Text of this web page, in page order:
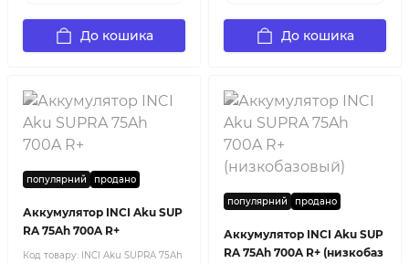
До кошика До кошика
популярний продано
Аккумулятор INCI Aku SUP
RA 75Ah 700A R+
Код товару: INCI Aku SUPRA 75Ah
популярний продано
Аккумулятор INCI Aku SUP
RA 75Ah 700A R+ (низкобаз